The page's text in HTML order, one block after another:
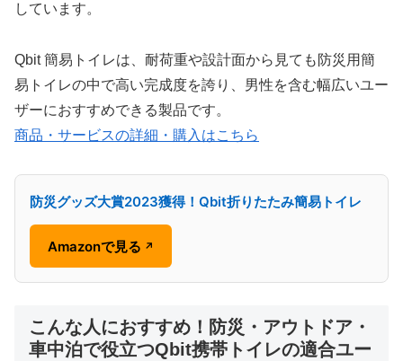
しています。
Qbit 簡易トイレは、耐荷重や設計面から見ても防災用簡
易トイレの中で高い完成度を誇り、男性を含む幅広いユー
ザーにおすすめできる製品です。
商品・サービスの詳細・購入はこちら
防災グッズ大賞2023獲得！Qbit折りたたみ簡易トイレ
Amazonで見る ↗
こんな人におすすめ！防災・アウトドア・
車中泊で役立つQbit携帯トイレの適合ユー